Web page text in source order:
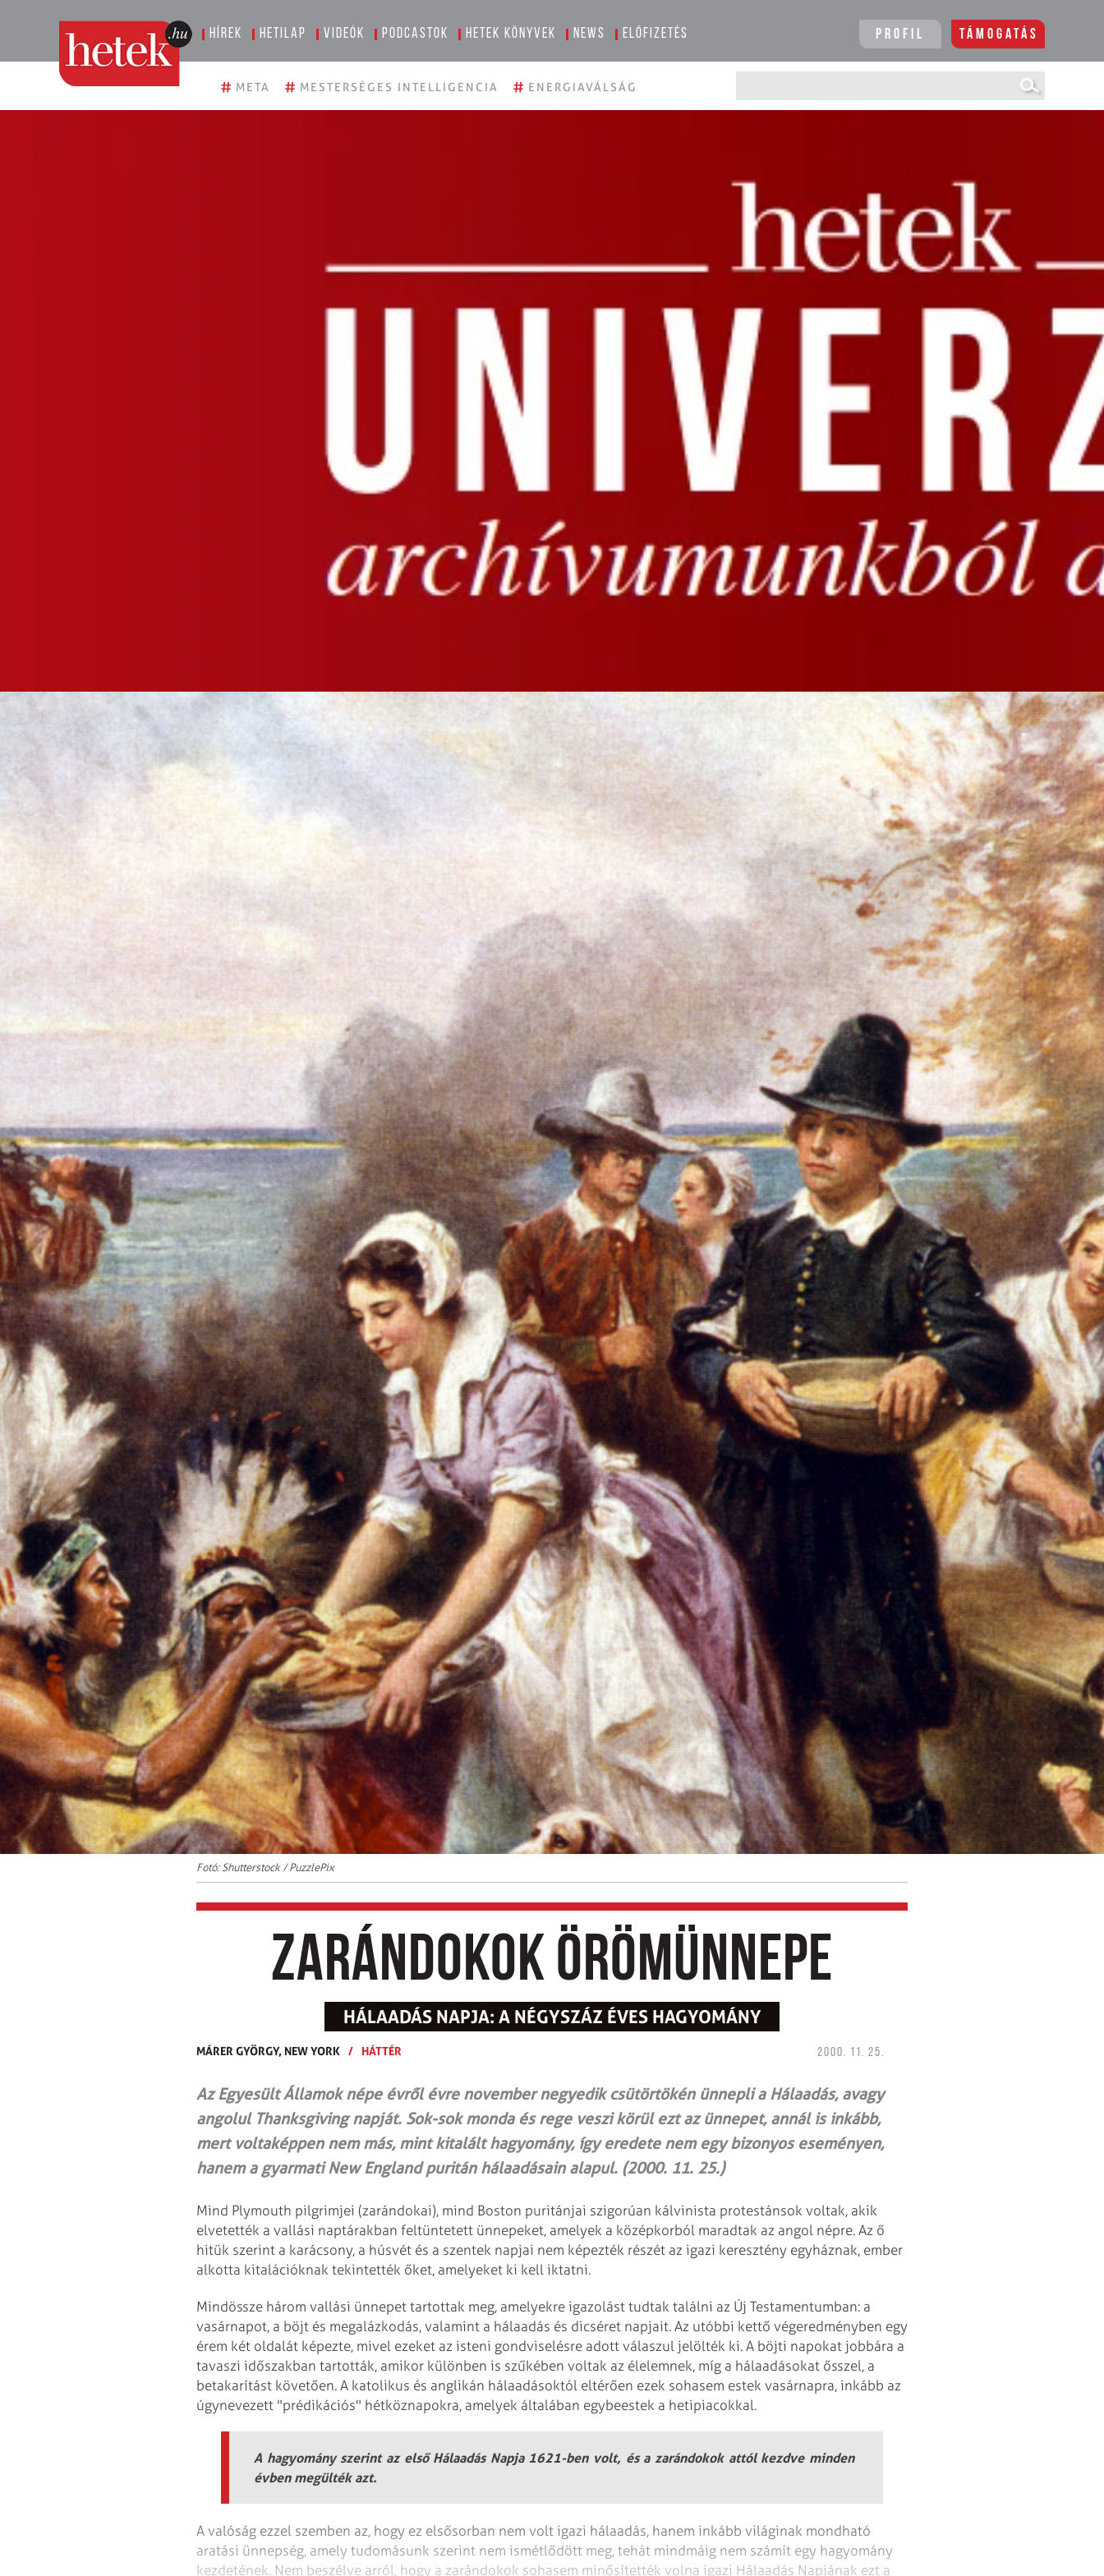
Hírek Hetilap Videók Podcastok Hetek könyvek News Előfizetés Profil Támogatás
# META # MESTERSÉGES INTELLIGENCIA # ENERGIAVÁLSÁG
Fotó: Shutterstock / PuzzlePix
Zarándokok örömünnepe
HÁLAADÁS NAPJA: A NÉGYSZÁZ ÉVES HAGYOMÁNY
MÁRER GYÖRGY, NEW YORK / HÁTTÉR 2000. 11. 25.
Az Egyesült Államok népe évről évre november negyedik csütörtökén ünnepli a Hálaadás, avagy
angolul Thanksgiving napját. Sok-sok monda és rege veszi körül ezt az ünnepet, annál is inkább,
mert voltaképpen nem más, mint kitalált hagyomány, így eredete nem egy bizonyos eseményen,
hanem a gyarmati New England puritán hálaadásain alapul. (2000. 11. 25.)
Mind Plymouth pilgrimjei (zarándokai), mind Boston puritánjai szigorúan kálvinista protestánsok voltak, akik
elvetették a vallási naptárakban feltüntetett ünnepeket, amelyek a középkorból maradtak az angol népre. Az ő
hitük szerint a karácsony, a húsvét és a szentek napjai nem képezték részét az igazi keresztény egyháznak, ember
alkotta kitalációknak tekintették őket, amelyeket ki kell iktatni.
Mindössze három vallási ünnepet tartottak meg, amelyekre igazolást tudtak találni az Új Testamentumban: a
vasárnapot, a böjt és megalázkodás, valamint a hálaadás és dicséret napjait. Az utóbbi kettő végeredményben egy
érem két oldalát képezte, mivel ezeket az isteni gondviselésre adott válaszul jelölték ki. A böjti napokat jobbára a
tavaszi időszakban tartották, amikor különben is szűkében voltak az élelemnek, míg a hálaadásokat ősszel, a
betakarítást követően. A katolikus és anglikán hálaadásoktól eltérően ezek sohasem estek vasárnapra, inkább az
úgynevezett "prédikációs" hétköznapokra, amelyek általában egybeestek a hetipiacokkal.
A hagyomány szerint az első Hálaadás Napja 1621-ben volt, és a zarándokok attól kezdve minden
évben megülték azt.
A valóság ezzel szemben az, hogy ez elsősorban nem volt igazi hálaadás, hanem inkább világinak mondható
aratási ünnepség, amely tudomásunk szerint nem ismétlődött meg, tehát mindmáig nem számít egy hagyomány
kezdetének. Nem beszélve arról, hogy a zarándokok sohasem minősítették volna igazi Hálaadás Napjának ezt a